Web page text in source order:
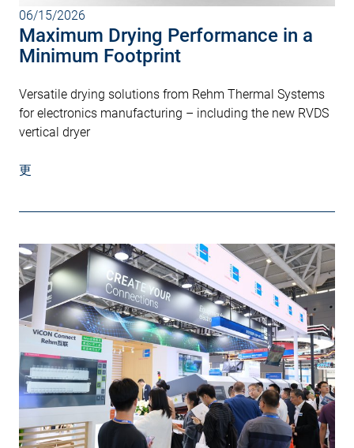
06/15/2026
Maximum Drying Performance in a
Minimum Footprint
Versatile drying solutions from Rehm Thermal Systems
for electronics manufacturing – including the new RVDS
vertical dryer
更